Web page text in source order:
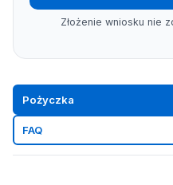
Złożenie wniosku nie
Pożyczka
FAQ